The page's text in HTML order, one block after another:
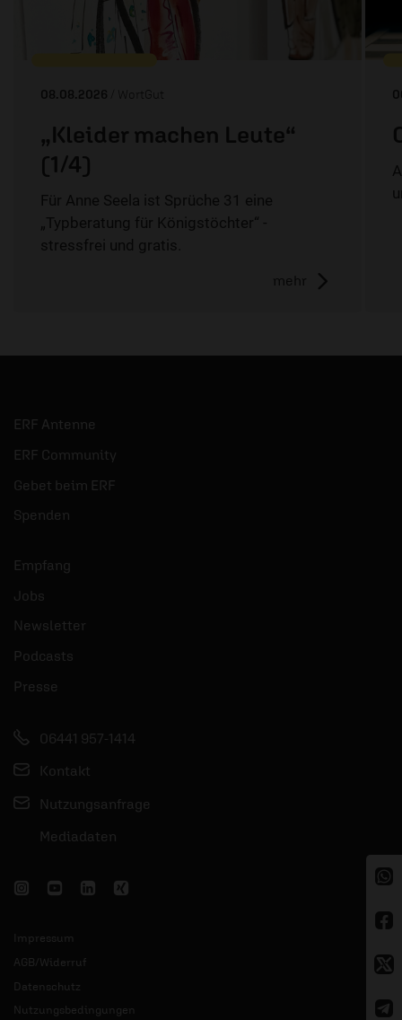
08.08.2026 / WortGut
„Kleider machen Leute“
(1/4)
Für Anne Seela ist Sprüche 31 eine
„Typberatung für Königstöchter“ -
stressfrei und gratis.
mehr
ERF Antenne
ERF Community
Gebet beim ERF
Spenden
Empfang
Jobs
Newsletter
Podcasts
Presse
06441 957-1414
Kontakt
Nutzungsanfrage
Mediadaten
Impressum
AGB/Widerruf
Datenschutz
Nutzungsbedingungen